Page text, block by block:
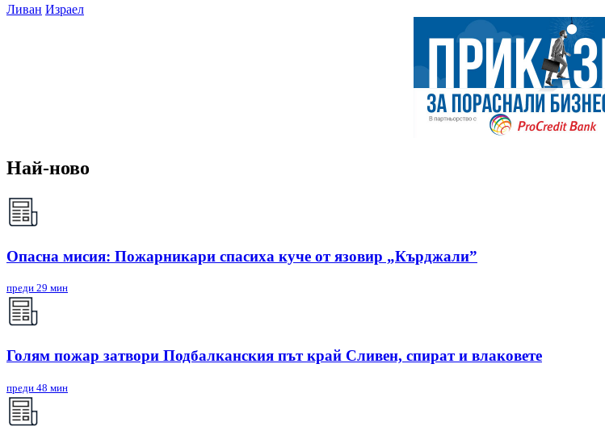
Ливан Израел
Най-ново
Опасна мисия: Пожарникари спасиха куче от язовир „Кърджали”
преди 29 мин
Голям пожар затвори Подбалканския път край Сливен, спират и влаковете
преди 48 мин